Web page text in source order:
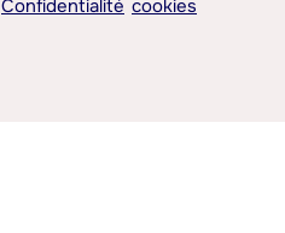
Confidentialité cookies